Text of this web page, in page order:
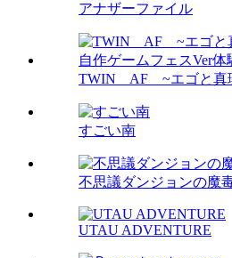
アナザーファイル
TWIN AF ~エゴと真
すごい南
不思議ダンジョンの魔
UTAU ADVENTURE